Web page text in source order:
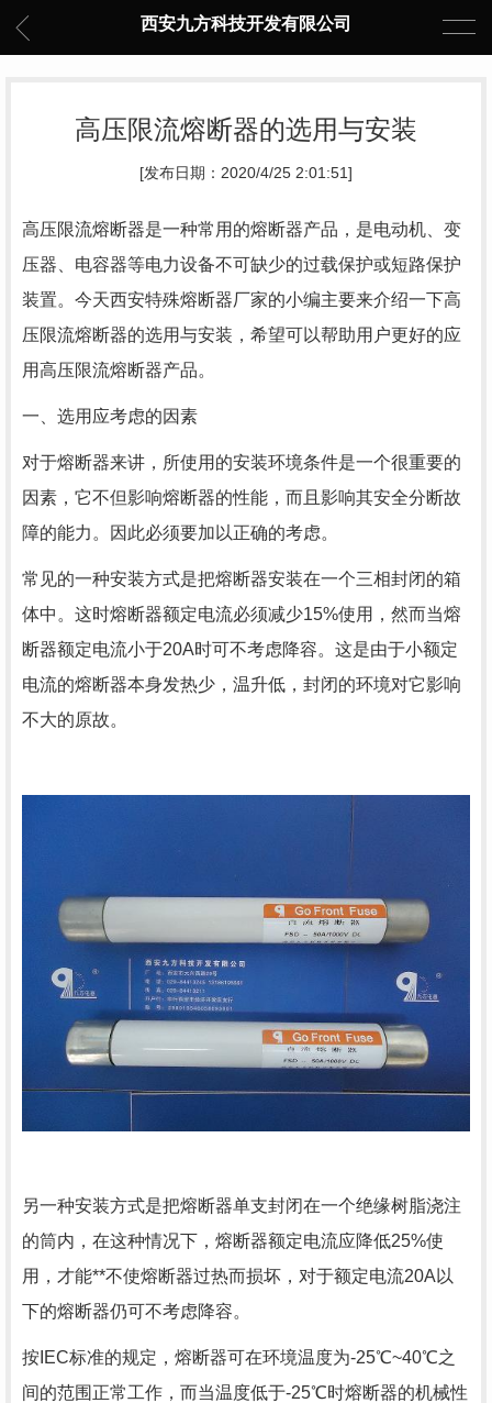
西安九方科技开发有限公司
高压限流熔断器的选用与安装
[发布日期：2020/4/25 2:01:51]
高压限流熔断器是一种常用的熔断器产品，是电动机、变
压器、电容器等电力设备不可缺少的过载保护或短路保护
装置。今天西安特殊熔断器厂家的小编主要来介绍一下高
压限流熔断器的选用与安装，希望可以帮助用户更好的应
用高压限流熔断器产品。
一、选用应考虑的因素
对于熔断器来讲，所使用的安装环境条件是一个很重要的
因素，它不但影响熔断器的性能，而且影响其安全分断故
障的能力。因此必须要加以正确的考虑。
常见的一种安装方式是把熔断器安装在一个三相封闭的箱
体中。这时熔断器额定电流必须减少15%使用，然而当熔
断器额定电流小于20A时可不考虑降容。这是由于小额定
电流的熔断器本身发热少，温升低，封闭的环境对它影响
不大的原故。
另一种安装方式是把熔断器单支封闭在一个绝缘树脂浇注
的筒内，在这种情况下，熔断器额定电流应降低25%使
用，才能**不使熔断器过热而损坏，对于额定电流20A以
下的熔断器仍可不考虑降容。
按IEC标准的规定，熔断器可在环境温度为-25℃~40℃之
间的范围正常工作，而当温度低于-25℃时熔断器的机械性